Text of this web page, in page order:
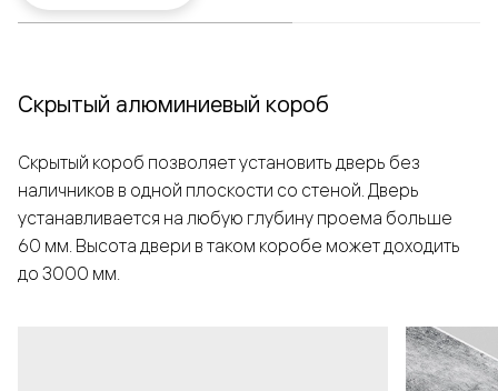
Скрытый алюминиевый короб
Скрытый короб позволяет установить дверь без
наличников в одной плоскости со стеной. Дверь
устанавливается на любую глубину проема больше
60 мм. Высота двери в таком коробе может доходить
до 3000 мм.